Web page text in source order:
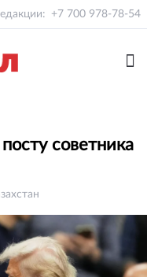
+7 700 978-78-54
советника